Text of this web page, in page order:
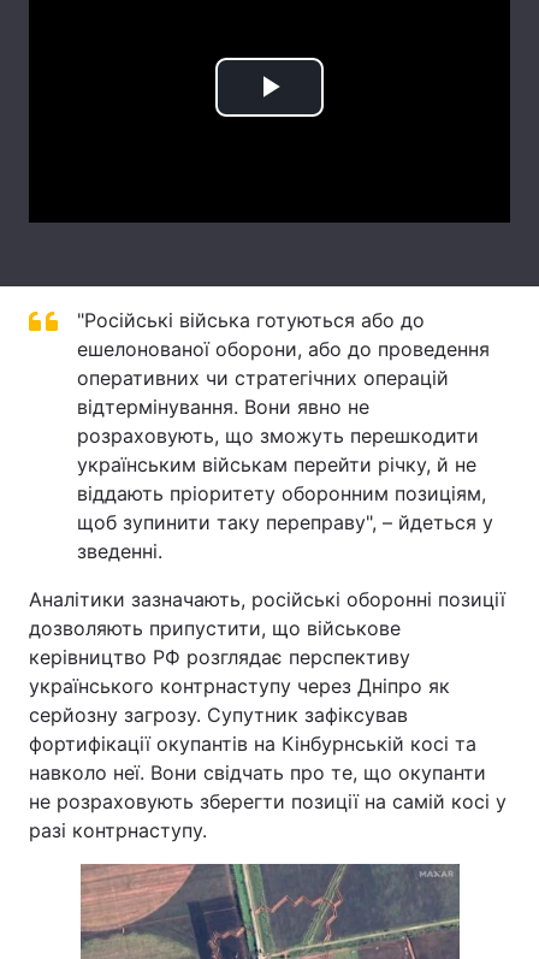
Думки
Тема оформлення
Play
"Російські війська готуються або до
ешелонованої оборони, або до проведення
оперативних чи стратегічних операцій
відтермінування. Вони явно не
розраховують, що зможуть перешкодити
українським військам перейти річку, й не
віддають пріоритету оборонним позиціям,
щоб зупинити таку переправу", – йдеться у
зведенні.
Аналітики зазначають, російські оборонні позиції
дозволяють припустити, що військове
керівництво РФ розглядає перспективу
українського контрнаступу через Дніпро як
серйозну загрозу. Супутник зафіксував
фортифікації окупантів на Кінбурнській косі та
навколо неї. Вони свідчать про те, що окупанти
не розраховують зберегти позиції на самій косі у
разі контрнаступу.